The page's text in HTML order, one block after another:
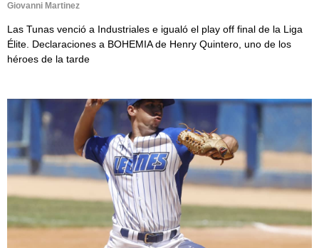
Giovanni Martinez
Las Tunas venció a Industriales e igualó el play off final de la Liga
Élite. Declaraciones a BOHEMIA de Henry Quintero, uno de los
héroes de la tarde